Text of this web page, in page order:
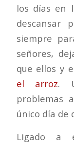
los días en
siempre
señores,
que ellos y
el arroz.
problemas
único día de
Ligado a